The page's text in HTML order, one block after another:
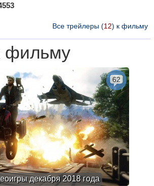
Все трейлеры (12) к фильму
фильму
декабря 2018 года
62